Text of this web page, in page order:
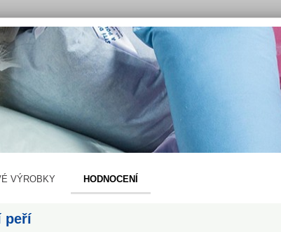
VÝROBKY HODNOCENÍ
peří